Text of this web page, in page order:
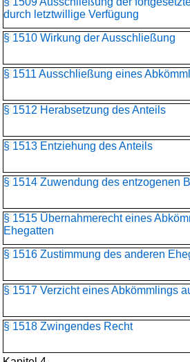
durch letztwillige Verfügung
§ 1510 Wirkung der Ausschließung
§ 1511 Ausschließung eines
§ 1512 Herabsetzung des Anteils
§ 1513 Entziehung des Anteils
§ 1514 Zuwendung des entzogenen
§ 1515 Übernahmerecht eines
Ehegatten
§ 1516 Zustimmung des anderen
§ 1517 Verzicht eines Abkömmlings
§ 1518 Zwingendes Recht